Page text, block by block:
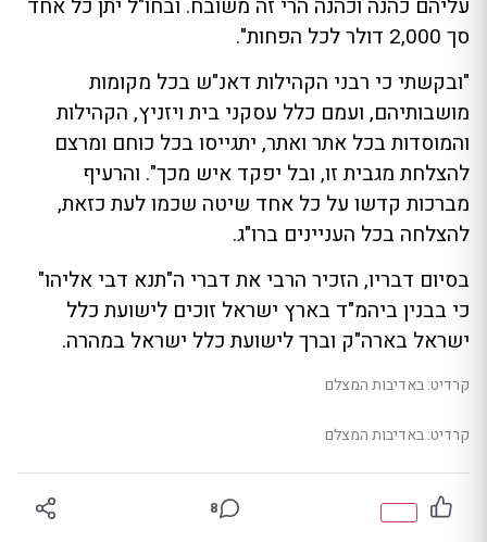
עליהם כהנה וכהנה הרי זה משובח. ובחו"ל יתן כל אחד
סך 2,000 דולר לכל הפחות".
"ובקשתי כי רבני הקהילות דאנ"ש בכל מקומות
מושבותיהם, ועמם כלל עסקני בית ויזניץ, הקהילות
והמוסדות בכל אתר ואתר, יתגייסו בכל כוחם ומרצם
להצלחת מגבית זו, ובל יפקד איש מכך". והרעיף
מברכות קדשו על כל אחד שיטה שכמו לעת כזאת,
להצלחה בכל העניינים ברו"ג.
בסיום דבריו, הזכיר הרבי את דברי ה"תנא דבי אליהו"
כי בבנין ביהמ"ד בארץ ישראל זוכים לישועת כלל
ישראל בארה"ק וברך לישועת כלל ישראל במהרה.
קרדיט: באדיבות המצלם
קרדיט: באדיבות המצלם
8